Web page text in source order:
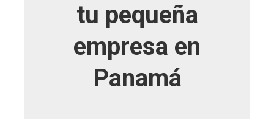
tu pequeña
empresa en
Panamá